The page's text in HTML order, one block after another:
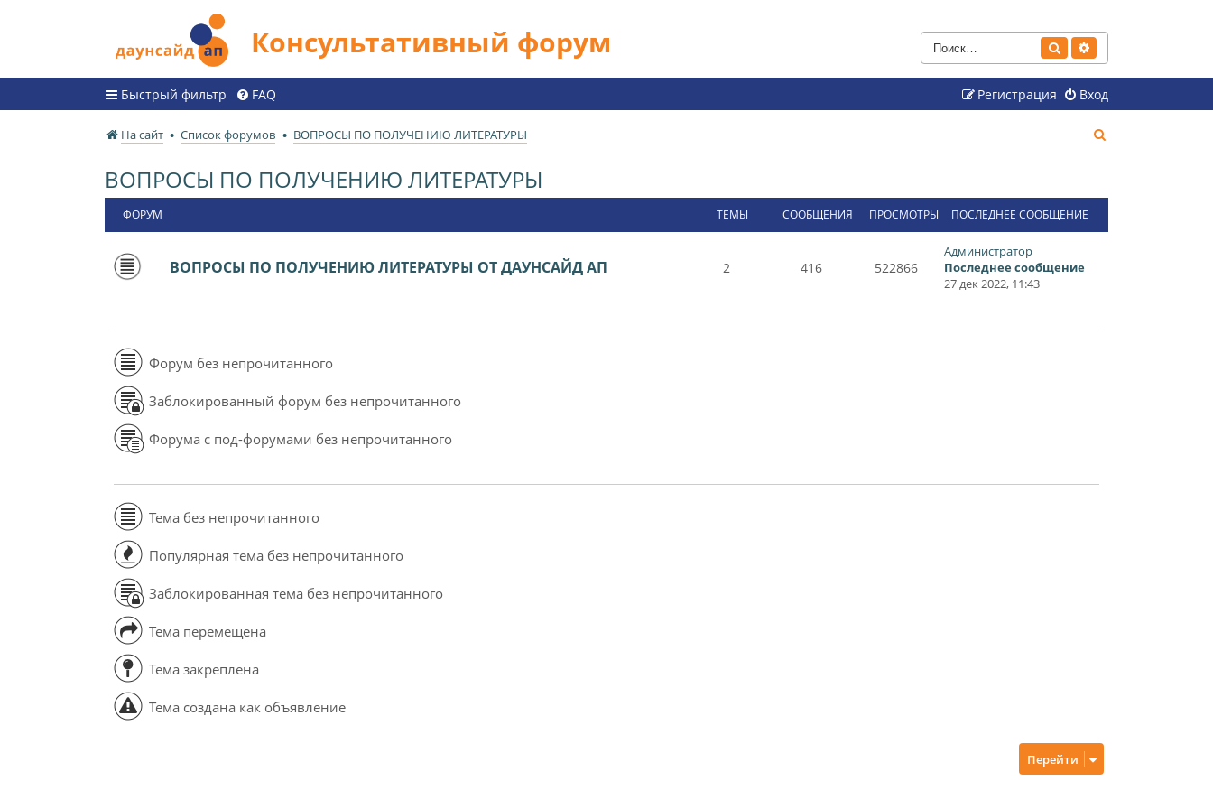
Консультативный форум Поиск
Быстрый фильтр FAQ Вход
Регистрация
На сайт Список форумов ВОПРОСЫ ПО ПОЛУЧЕНИЮ ЛИТЕРАТУРЫ
с
ВОПРОСЫ ПО ПОЛУЧЕНИЮ ЛИТЕРАТУРЫ
ФОРУМ ТЕМЫ СООБЩЕНИЯ ПРОСМОТРЫ ПОСЛЕДНЕЕ СООБЩЕНИЕ
ВОПРОСЫ ПО ПОЛУЧЕНИЮ ЛИТЕРАТУРЫ ОТ ДАУНСАЙД АП 2 416 522866
Администратор
Последнее сообщение
27 дек 2022, 11:43
Форум без непрочитанного
Заблокированный форум без непрочитанного
Форума с под-форумами без непрочитанного
Тема без непрочитанного
Популярная тема без непрочитанного
Заблокированная тема без непрочитанного
Тема перемещена
Тема закреплена
Тема создана как объявление
Перейти